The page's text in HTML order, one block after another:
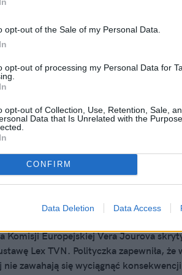
opt-out of the Sale of my Personal Data.
opt-out of processing my Personal Data for
opt-out of Collection, Use, Retention, Sale,
Data that Is Unrelated with the
CONFIRM
Data Deletion Data Access
14:50
nie widzi zagrożenia w Lex
liczy na "szybkie
Czarnek skomentował uchwalenie
Wejście w życie nowelizacji oznacza
w Polsce. Polityk nie widzi jednak w
określa jako "antypolską".
22:18
się podjąć działań"
Komisji Europejskiej Vera Jourova
Lex TVN. Polityczka zapewniła, że
nie zawahają się wyciągnąć